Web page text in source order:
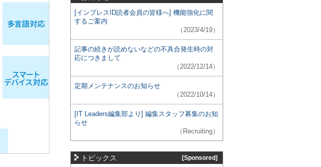
[インプレスID読者会員の皆様へ] 機能強化に関
するご案内
（2023/4/19）
記事の続きが読めないなどの不具合発生時の対
応につきまして
（2022/12/14）
定期メンテナンスのお知らせ
（2022/10/14）
[IT Leaders編集部より] 編集スタッフ募集のお知
らせ
（Recruiting）
トピックス [Sponsored]